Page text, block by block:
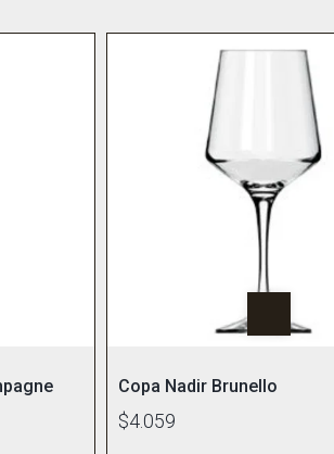
Copa Nadir Brunello
$4.059